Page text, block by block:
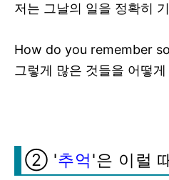
저는 그날의 일을 정확히
How do you remember
그렇게 많은 것들을 어떻
② '추억'은 이럴